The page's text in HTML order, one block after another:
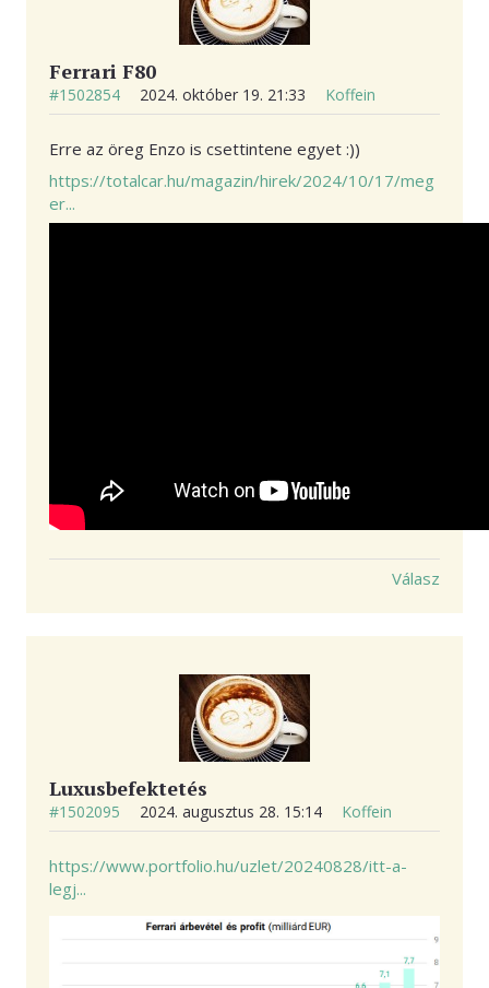
Ferrari F80
#1502854 2024. október 19. 21:33 Koffein
Erre az öreg Enzo is csettintene egyet :))
https://totalcar.hu/magazin/hirek/2024/10/17/meg
er...
Válasz
Luxusbefektetés
#1502095 2024. augusztus 28. 15:14 Koffein
https://www.portfolio.hu/uzlet/20240828/itt-a-
legj...